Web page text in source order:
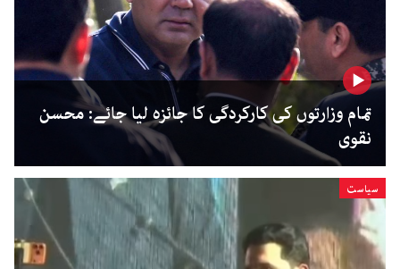
تمام وزارتوں کی کارکردگی کا جائزہ لیا جائے: محسن
نقوی
سیاست